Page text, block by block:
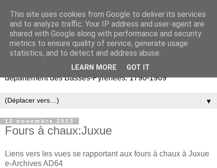
Retours vers les Basses-
Pyrénées
Partage d'archives publiques et privées liées au
département des Basses-Pyrénées. 1790-1969
▼
12 novembre 2013
Fours à chaux:Juxue
Liens vers les vues se rapportant aux fours à chaux à Juxue
e-Archives AD64
This site uses cookies from Google to deliver its services
and to analyze traffic. Your IP address and user-agent are
shared with Google along with performance and security
metrics to ensure quality of service, generate usage
statistics, and to detect and address abuse.
LEARN MORE GOT IT